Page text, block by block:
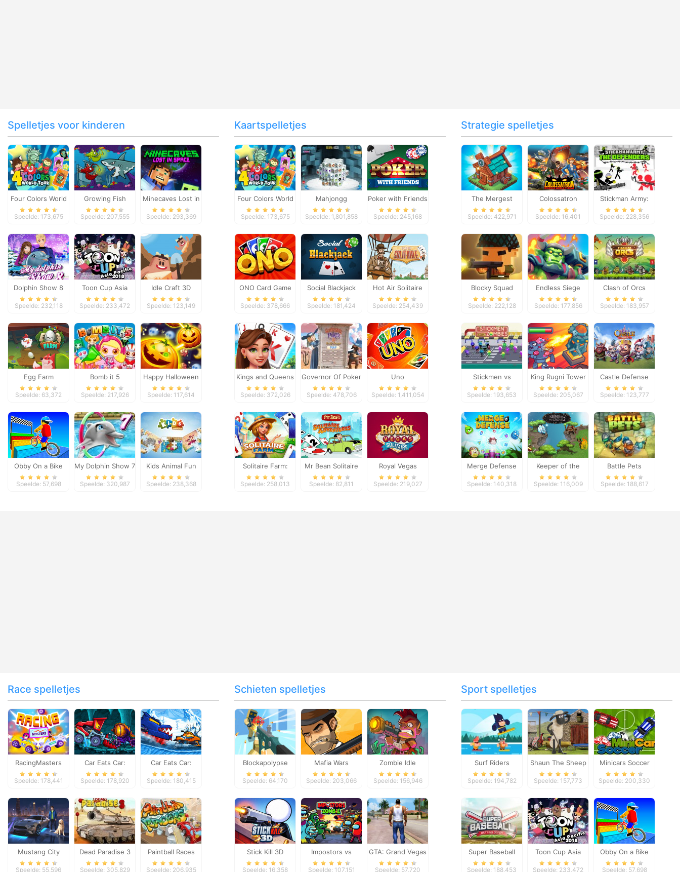
Spelletjes voor kinderen
Four Colors World
Tour
Speelde: 173,675
Growing Fish
Speelde: 207,555
Minecaves Lost in
Space
Speelde: 293,369
Dolphin Show 8
Speelde: 232,118
Toon Cup Asia
Pacific 2018
Speelde: 233,472
Idle Craft 3D
Speelde: 123,149
Egg Farm
Speelde: 63,372
Bomb it 5
Speelde: 217,926
Happy Halloween
Speelde: 117,614
Obby On a Bike
Speelde: 57,698
My Dolphin Show 7
Speelde: 320,987
Kids Animal Fun
Speelde: 238,368
Kaartspelletjes
Four Colors World
Tour
Speelde: 173,675
Mahjongg
Dimensions
Speelde: 1,801,858
Poker with Friends
Speelde: 245,168
ONO Card Game
Speelde: 378,666
Social Blackjack
Speelde: 181,424
Hot Air Solitaire
Speelde: 254,439
Kings and Queens
Solitaire Tripeaks
Speelde: 372,026
Governor Of Poker
2
Speelde: 478,706
Uno
Speelde: 1,411,054
Solitaire Farm:
Seasons
Speelde: 258,013
Mr Bean Solitaire
Adventures
Speelde: 82,811
Royal Vegas
Solitaire
Speelde: 219,027
Strategie spelletjes
The Mergest
Kingdom
Speelde: 422,971
Colossatron
Speelde: 16,401
Stickman Army:
The Defenders
Speelde: 228,356
Blocky Squad
Speelde: 222,128
Endless Siege
Speelde: 177,856
Clash of Orcs
Speelde: 183,957
Stickmen vs
Zombies
Speelde: 193,653
King Rugni Tower
Defense
Speelde: 205,067
Castle Defense
Speelde: 123,777
Merge Defense
Speelde: 140,318
Keeper of the
Grove 2
Speelde: 116,009
Battle Pets
Speelde: 188,617
Race spelletjes
RacingMasters
Speelde: 178,441
Car Eats Car:
Dungeon
Speelde: 178,920
Car Eats Car:
Winter Adventure
Speelde: 180,415
Mustang City
Driver
Speelde: 55,596
Dead Paradise 3
Speelde: 305,829
Paintball Races
Speelde: 206,935
Schieten spelletjes
Blockapolypse
Zombie Shooter
Speelde: 64,170
Mafia Wars
Speelde: 203,066
Zombie Idle
Defense Online
Speelde: 156,946
Stick Kill 3D
Speelde: 16,358
Impostors vs
Zombies: Survival
Speelde: 107,151
GTA: Grand Vegas
Crime
Speelde: 57,720
Sport spelletjes
Surf Riders
Speelde: 194,782
Shaun The Sheep
Baahmy Golf
Speelde: 157,773
Minicars Soccer
Speelde: 200,330
Super Baseball
Speelde: 188,453
Toon Cup Asia
Pacific 2018
Speelde: 233,472
Obby On a Bike
Speelde: 57,698